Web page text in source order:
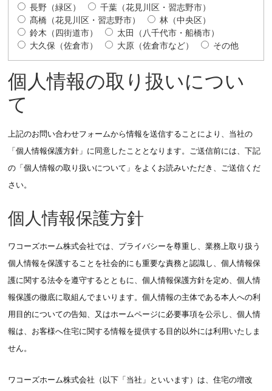
長野（緑区）
千葉（花見川区・習志野市）
髙橋（花見川区・習志野市）
林（中央区）
鈴木（四街道市）
太田（八千代市・船橋市）
大久保（佐倉市）
大原（佐倉市など） その他
個人情報の取り扱いについ
て
上記のお問い合わせフォームから情報を送信することにより、当社の
「個人情報保護方針」に同意したこととなります。ご送信前には、下記
の「個人情報の取り扱いについて」をよくお読みいただき、ご送信くだ
さい。
個人情報保護方針
ワコーズホーム株式会社では、プライバシーを尊重し、業務上取り扱う
個人情報を保護することを社会的にも重要な責務と認識し、個人情報保
護に関する法令を遵守するとともに、個人情報保護方針を定め、個人情
報保護の徹底に取組んでまいります。個人情報の主体である本人への利
用目的についての告知、又はホームページに必要事項を公示し、個人情
報は、お客様へ住宅に関する情報を提供する目的以外には利用いたしま
せん。
ワコーズホーム株式会社（以下「当社」といいます）は、住宅の増改